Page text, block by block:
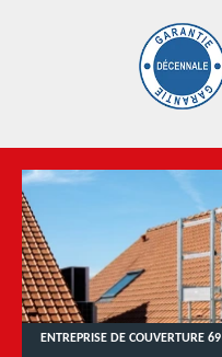
ENTREPRISE DE COUVERTURE 69